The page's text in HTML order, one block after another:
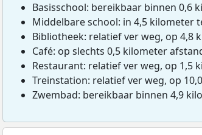
Basisschool: bereikbaar binnen 0,6
Middelbare school: in 4,5 kilometer
Bibliotheek: relatief ver weg, op 4,8
Café: op slechts 0,5 kilometer
Restaurant: relatief ver weg, op 1,5
Treinstation: relatief ver weg, op
Zwembad: bereikbaar binnen 4,9